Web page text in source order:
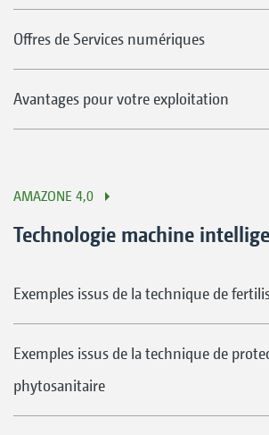
Offres de Services numériques
Avantages pour votre exploitation
AMAZONE 4,0
Technologie machine
Exemples issus de la technique de
Exemples issus de la technique de
phytosanitaire